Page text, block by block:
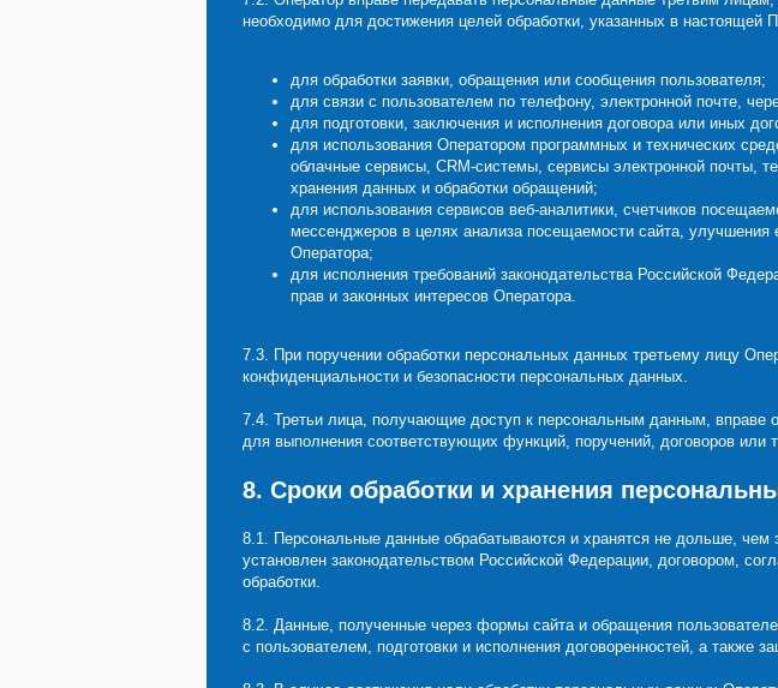
необходимо для достижения целей обработки, указанных в
для обработки заявки, обращения или сообщения пользователя;
для связи с пользователем по телефону, электронной почте,
для подготовки, заключения и исполнения договора или иных
для использования Оператором программных и технических
облачные сервисы, CRM-системы, сервисы электронной почты,
хранения данных и обработки обращений;
для использования сервисов веб-аналитики, счетчиков
мессенджеров в целях анализа посещаемости сайта,
Оператора;
для исполнения требований законодательства Российской
прав и законных интересов Оператора.
7.3. При поручении обработки персональных данных третьему лицу
конфиденциальности и безопасности персональных данных.
7.4. Третьи лица, получающие доступ к персональным данным, вправе
для выполнения соответствующих функций, поручений, договоров или
8. Сроки обработки и хранения
8.1. Персональные данные обрабатываются и хранятся не дольше, чем
установлен законодательством Российской Федерации, договором,
обработки.
8.2. Данные, полученные через формы сайта и обращения
с пользователем, подготовки и исполнения договоренностей, а также